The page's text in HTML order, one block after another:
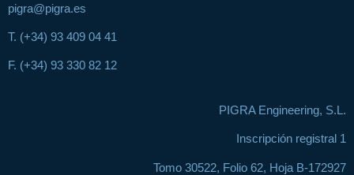
pigra@pigra.es
T. (+34) 93 409 04 41
F. (+34) 93 330 82 12
PIGRA Engineering, S.L.
Inscripción registral 1
Tomo 30522, Folio 62, Hoja B-172927